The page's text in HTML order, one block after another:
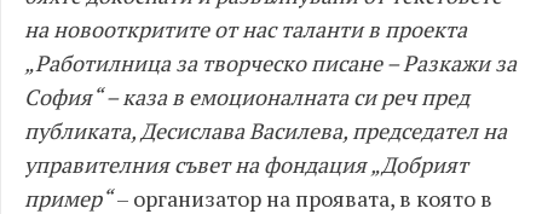
на новооткритите от нас таланти в проекта
„Работилница за творческо писане – Разкажи за
София“ – каза в емоционалната си реч пред
публиката, Десислава Василева, председател на
управителния съвет на фондация „Добрият
пример“– организатор на проявата, в която в